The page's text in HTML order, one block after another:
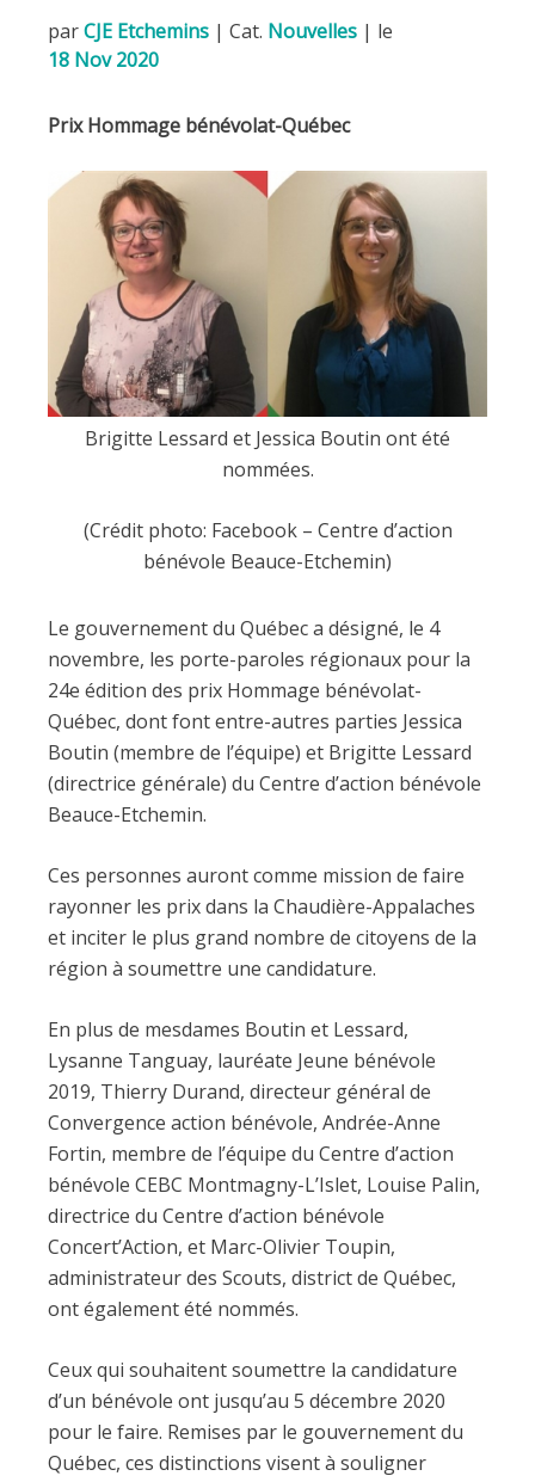
parCJE Etchemins | Cat. Nouvelles | le
18 Nov 2020
Prix Hommage bénévolat-Québec
Brigitte Lessard et Jessica Boutin ont été
nommées.
(Crédit photo: Facebook – Centre d’action
bénévole Beauce-Etchemin)
Le gouvernement du Québec a désigné, le 4
novembre, les porte-paroles régionaux pour la
24e édition des prix Hommage bénévolat-
Québec, dont font entre-autres parties Jessica
Boutin (membre de l’équipe) et Brigitte Lessard
(directrice générale) du Centre d’action bénévole
Beauce-Etchemin.
Ces personnes auront comme mission de faire
rayonner les prix dans la Chaudière-Appalaches
et inciter le plus grand nombre de citoyens de la
région à soumettre une candidature.
En plus de mesdames Boutin et Lessard,
Lysanne Tanguay, lauréate Jeune bénévole
2019, Thierry Durand, directeur général de
Convergence action bénévole, Andrée-Anne
Fortin, membre de l’équipe du Centre d’action
bénévole CEBC Montmagny-L’Islet, Louise Palin,
directrice du Centre d’action bénévole
Concert’Action, et Marc-Olivier Toupin,
administrateur des Scouts, district de Québec,
ont également été nommés.
Ceux qui souhaitent soumettre la candidature
d’un bénévole ont jusqu’au 5 décembre 2020
pour le faire. Remises par le gouvernement du
Québec, ces distinctions visent à souligner